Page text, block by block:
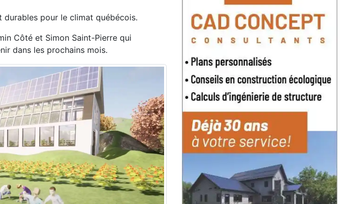
pour le climat québécois.
Côté et Simon Saint-Pierre qui
dans les prochains mois.